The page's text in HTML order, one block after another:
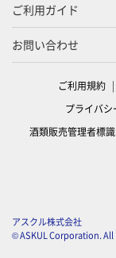
ご利用ガイド
お問い合わせ
ご利用規約
プライバシ
酒類販売管理者標
アスクル株式会社
© ASKUL Corporation. All